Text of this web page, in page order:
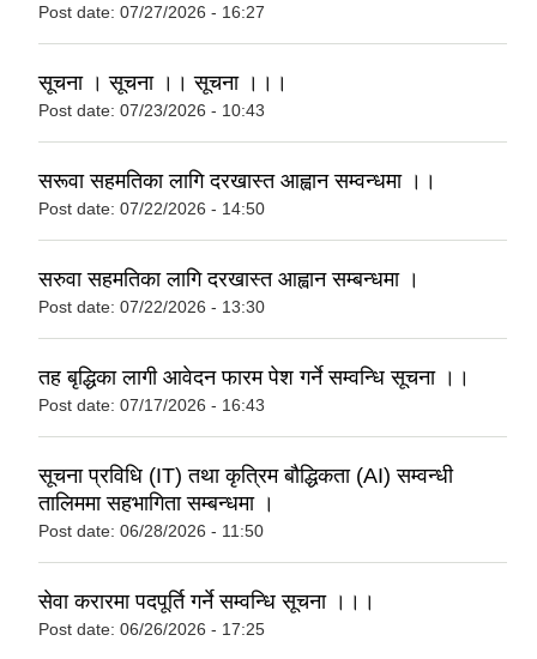
Post date: 07/27/2026 - 16:27
सूचना । सूचना ।। सूचना ।।।
Post date: 07/23/2026 - 10:43
सरूवा सहमतिका लागि दरखास्त आह्वान सम्वन्धमा ।।
Post date: 07/22/2026 - 14:50
सरुवा सहमतिका लागि दरखास्त आह्वान सम्बन्धमा ।
Post date: 07/22/2026 - 13:30
तह बृद्धिका लागी आवेदन फारम पेश गर्ने सम्वन्धि सूचना ।।
Post date: 07/17/2026 - 16:43
सूचना प्रविधि (IT) तथा कृत्रिम बौद्धिकता (AI) सम्वन्धी
तालिममा सहभागिता सम्बन्धमा ।
Post date: 06/28/2026 - 11:50
सेवा करारमा पदपूर्ति गर्ने सम्वन्धि सूचना ।।।
Post date: 06/26/2026 - 17:25